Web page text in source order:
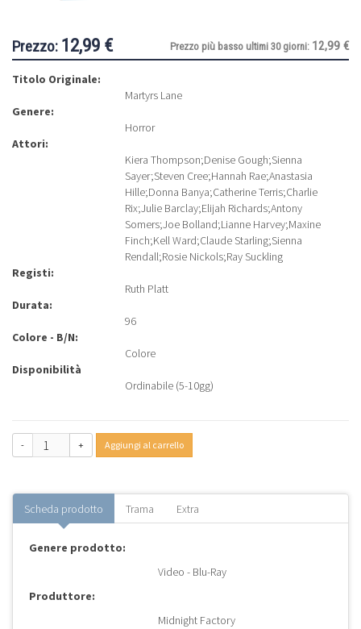
Prezzo: 12,99 € Prezzo più basso ultimi 30 giorni: 12,99 €
Titolo Originale:
Martyrs Lane
Genere:
Horror
Attori:
Kiera Thompson;Denise Gough;Sienna
Sayer;Steven Cree;Hannah Rae;Anastasia
Hille;Donna Banya;Catherine Terris;Charlie
Rix;Julie Barclay;Elijah Richards;Antony
Somers;Joe Bolland;Lianne Harvey;Maxine
Finch;Kell Ward;Claude Starling;Sienna
Rendall;Rosie Nickols;Ray Suckling
Registi:
Ruth Platt
Durata:
96
Colore - B/N:
Colore
Disponibilità
Ordinabile (5-10gg)
- + Aggiungi al carrello
Scheda prodotto Trama Extra
Genere prodotto:
Video - Blu-Ray
Produttore:
Midnight Factory